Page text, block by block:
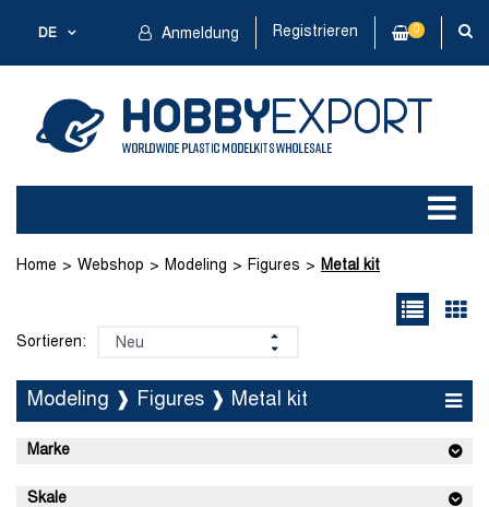
DE Anmeldung Registrieren 0
Home Webshop Modeling Figures Metal kit
Sortieren:
Modeling ❱ Figures ❱ Metal kit
Marke
Skale